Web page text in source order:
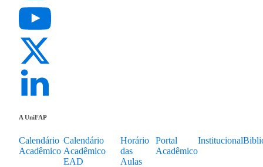
A UniFAP
Calendário
Acadêmico
Calendário
Acadêmico
EAD
Horário
das
Aulas
Portal
Acadêmico
Institucional